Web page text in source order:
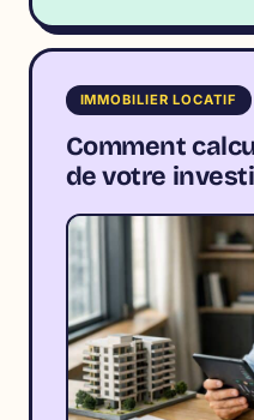
IMMOBILIER LOCATIF
Comment
de votre